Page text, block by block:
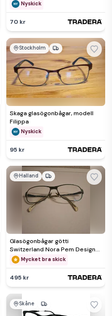
Nyskick
70 kr
Stockholm
Skaga glasögonbågar, modell
Filippa
Nyskick
95 kr
Halland
Glasögonbågar götti
Switzerland Nora Pem Design
Titan stålblå 55*15*140
Mycket bra skick
495 kr
Skåne